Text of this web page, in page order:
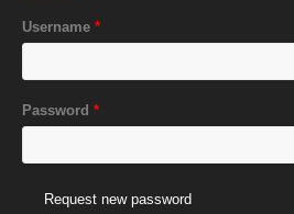
Username *
Password *
Request new password